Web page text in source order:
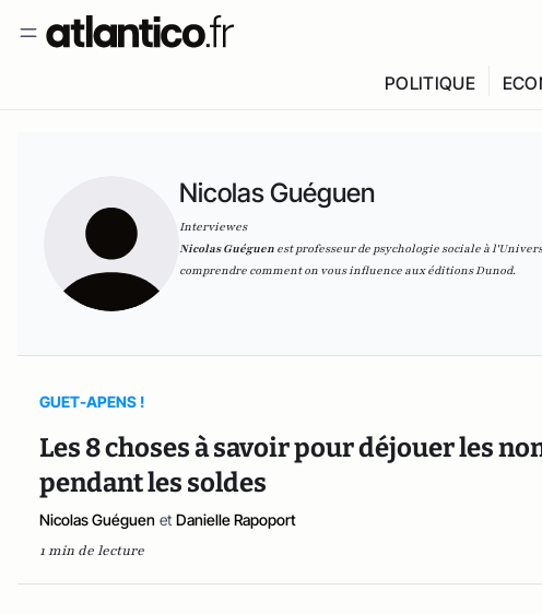
POLITIQUE
Nicolas Guéguen
Interviewes
Nicolas Guéguen est professeur de psychologie sociale à
comprendre comment on vous influence aux éditions Dunod.
GUET-APENS !
Les 8 choses à savoir pour déjouer les
pendant les soldes
Nicolas Guéguen et Danielle Rapoport
1 min de lecture